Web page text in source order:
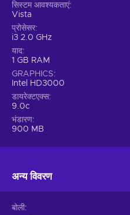
सिस्टम आवश्यकताएं
Vista
प्रोसेसर
i3 2.0 GHz
याद
1 GB RAM
GRAPHICS
Intel HD3000
डायरेक्टएक्स
9.0c
भंडारण
900 MB
अन्य विवरण
बोली